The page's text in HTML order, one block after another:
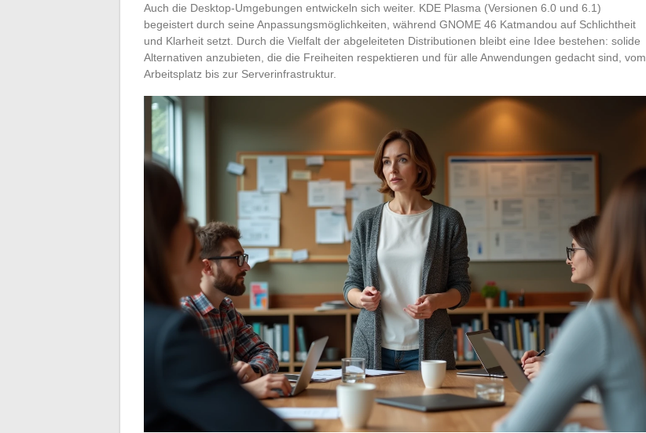
Auch die Desktop-Umgebungen entwickeln sich weiter. KDE Plasma (Versionen 6.0 und 6.1)
begeistert durch seine Anpassungsmöglichkeiten, während GNOME 46 Katmandou auf Schlichtheit
und Klarheit setzt. Durch die Vielfalt der abgeleiteten Distributionen bleibt eine Idee bestehen: solide
Alternativen anzubieten, die die Freiheiten respektieren und für alle Anwendungen gedacht sind, vom
Arbeitsplatz bis zur Serverinfrastruktur.